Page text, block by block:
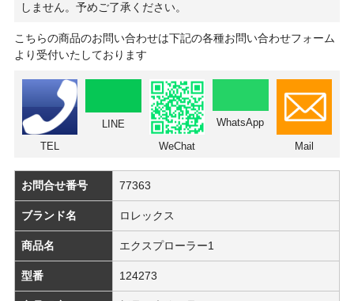
しません。予めご了承ください。
こちらの商品のお問い合わせは下記の各種お問い合わせフォーム
より受付いたしております
TEL
LINE
WeChat
WhatsApp
Mail
お問合せ番号 77363
ブランド名 ロレックス
商品名 エクスプローラー1
型番 124273